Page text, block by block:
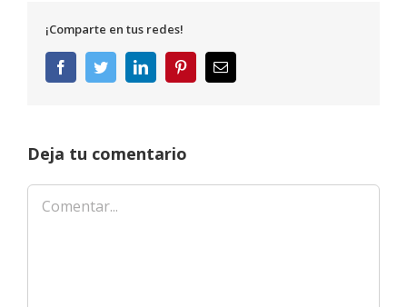
¡Comparte en tus redes!
FacebookTwitterLinkedInPinterestCorreo
electrónico
Deja tu comentario
Comentar